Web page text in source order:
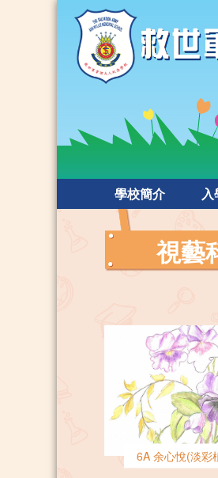
學校簡介
視藝
6A 余心悅(淡彩